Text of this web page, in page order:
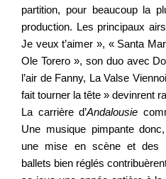
partition, pour beaucoup la
production. Les principaux
Je veux t’aimer », « Santa
Ole Torero », son duo avec
l’air de Fanny, La Valse
fait tourner la tête » devinrent
La carrière d’Andalousie
Une musique pimpante
une mise en scène et des
ballets bien réglés